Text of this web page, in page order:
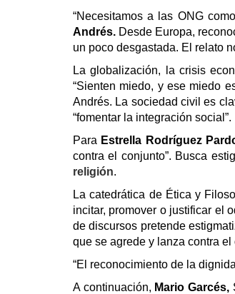
“Necesitamos a las ONG
Andrés. Desde Europa,
un poco desgastada. El relato
La globalización, la crisis
“Sienten miedo, y ese miedo
Andrés. La sociedad civil es
“fomentar la integración social”.
Para Estrella Rodríguez
contra el conjunto”. Busca
religión.
La catedrática de Ética y
incitar, promover o justificar el
de discursos pretende
que se agrede y lanza contra
“El reconocimiento de la
A continuación, Mario Garcés,